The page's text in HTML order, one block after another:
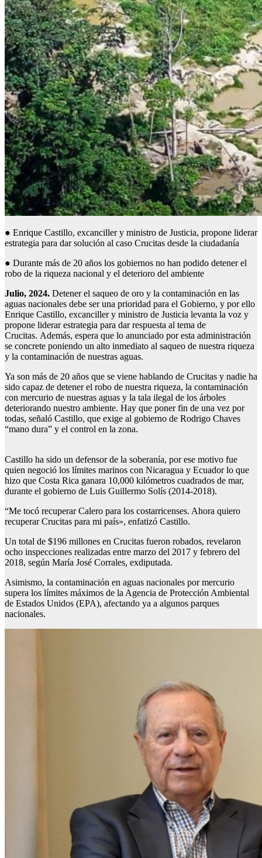
● Enrique Castillo, excanciller y ministro de Justicia, propone liderar
estrategia para dar solución al caso Crucitas desde la ciudadanía
● Durante más de 20 años los gobiernos no han podido detener el
robo de la riqueza nacional y el deterioro del ambiente
Julio, 2024. Detener el saqueo de oro y la contaminación en las
aguas nacionales debe ser una prioridad para el Gobierno, y por ello
Enrique Castillo, excanciller y ministro de Justicia levanta la voz y
propone liderar estrategia para dar respuesta al tema de
Crucitas. Además, espera que lo anunciado por esta administración
se concrete poniendo un alto inmediato al saqueo de nuestra riqueza
y la contaminación de nuestras aguas.
Ya son más de 20 años que se viene hablando de Crucitas y nadie ha
sido capaz de detener el robo de nuestra riqueza, la contaminación
con mercurio de nuestras aguas y la tala ilegal de los árboles
deteriorando nuestro ambiente. Hay que poner fin de una vez por
todas, señaló Castillo, que exige al gobierno de Rodrigo Chaves
“mano dura” y el control en la zona.
Castillo ha sido un defensor de la soberanía, por ese motivo fue
quien negoció los límites marinos con Nicaragua y Ecuador lo que
hizo que Costa Rica ganara 10,000 kilómetros cuadrados de mar,
durante el gobierno de Luis Guillermo Solís (2014-2018).
“Me tocó recuperar Calero para los costarricenses. Ahora quiero
recuperar Crucitas para mi país», enfatizó Castillo.
Un total de $196 millones en Crucitas fueron robados, revelaron
ocho inspecciones realizadas entre marzo del 2017 y febrero del
2018, según María José Corrales, exdiputada.
Asimismo, la contaminación en aguas nacionales por mercurio
supera los límites máximos de la Agencia de Protección Ambiental
de Estados Unidos (EPA), afectando ya a algunos parques
nacionales.